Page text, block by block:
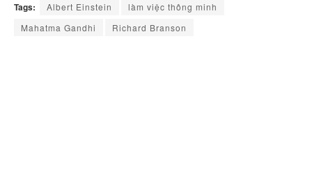
Tags: Albert Einstein
làm việc thông minh
Mahatma Gandhi
Richard Branson